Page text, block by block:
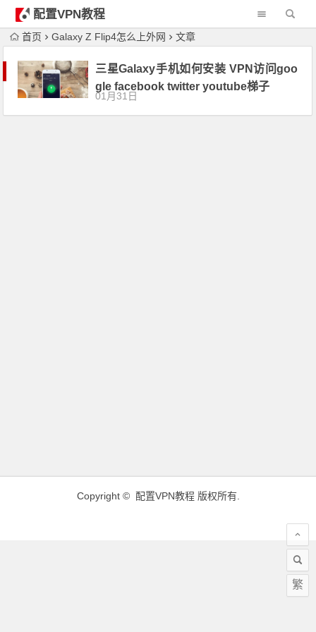
配置VPN教程
首页 Galaxy Z Flip4怎么上外网 文章
三星Galaxy手机如何安装 VPN访问goo
gle facebook twitter youtube梯子
01月31日
Copyright © 配置VPN教程版权所有.
繁